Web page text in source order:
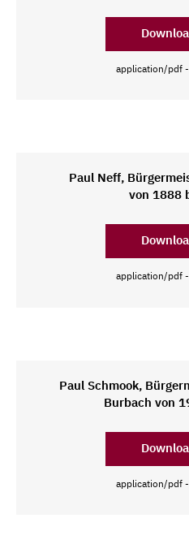
application/pdf
Paul Neff,
von 1888
application/pdf
Paul Schmook,
Burbach von
application/pdf